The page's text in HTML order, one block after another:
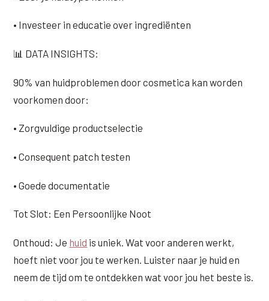
• Investeer in educatie over ingrediënten
📊 DATA INSIGHTS:
90% van huidproblemen door cosmetica kan worden
voorkomen door:
• Zorgvuldige productselectie
• Consequent patch testen
• Goede documentatie
Tot Slot: Een Persoonlijke Noot
Onthoud: Je huid is uniek. Wat voor anderen werkt,
hoeft niet voor jou te werken. Luister naar je huid en
neem de tijd om te ontdekken wat voor jou het beste is.